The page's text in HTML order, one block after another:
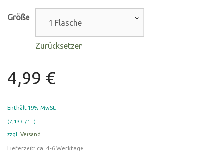
Größe
Zurücksetzen
4,99 €
Enthält 19% MwSt.
(7,13 € / 1 L)
zzgl. Versand
Lieferzeit: ca. 4-6 Werktage